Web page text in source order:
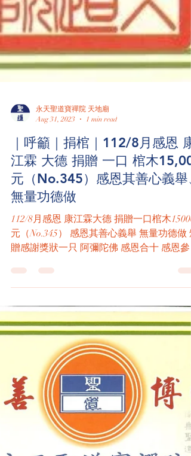
永天聖道寶禪院 天地廟
｜呼籲｜捐棺｜112/8月感恩 康
江霖 大德 捐贈 一口 棺木
元（No.345）感恩其善心義舉
無量功德做
112/8月感恩 康江霖大德 捐贈一口棺木15000
元（No.345） 感恩其善心義舉 無量功德做
贈感謝獎狀一只 阿彌陀佛 感恩合十 感恩參
【善知識】 積善之家慶有餘 今無功德人要善
『做善事培福』今有功德更要善『做善事培